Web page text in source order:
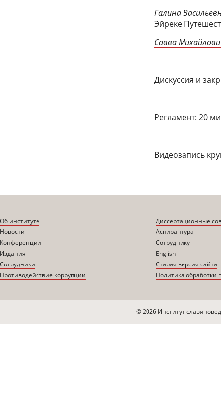
Галина
Эйреке
Савва
Дискуссия и
Регламент: 20
Видеозапись
Об институте
Новости
Конференции
Издания
Сотрудники
Противодействие коррупции
Диссертационные
Аспирантура
Сотруднику
English
Старая версия сайта
Политика обработки
© 2026 Институт